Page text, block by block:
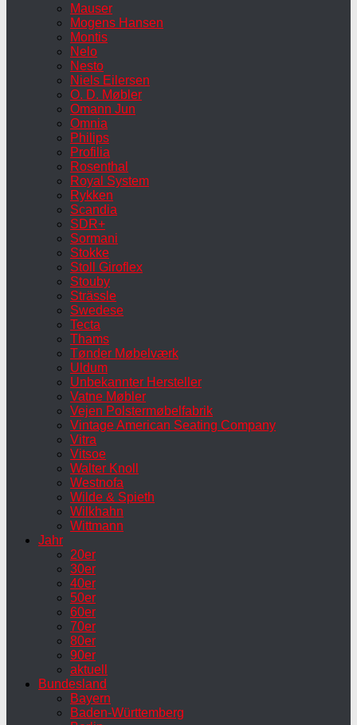
Mauser
Mogens Hansen
Montis
Nelo
Nesto
Niels Eilersen
O. D. Møbler
Omann Jun
Omnia
Philips
Profilia
Rosenthal
Royal System
Rykken
Scandia
SDR+
Sormani
Stokke
Stoll Giroflex
Stouby
Strässle
Swedese
Tecta
Thams
Tønder Møbelværk
Uldum
Unbekannter Hersteller
Vatne Møbler
Vejen Polstermøbelfabrik
Vintage American Seating Company
Vitra
Vitsoe
Walter Knoll
Westnofa
Wilde & Spieth
Wilkhahn
Wittmann
Jahr
20er
30er
40er
50er
60er
70er
80er
90er
aktuell
Bundesland
Bayern
Baden-Württemberg